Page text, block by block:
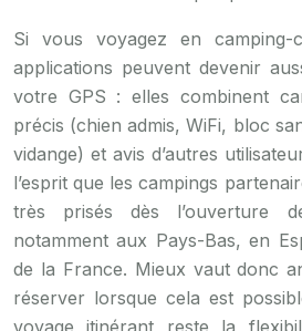
Si vous voyagez en
applications peuvent devenir
votre GPS : elles combinent
précis (chien admis, WiFi, bloc
vidange) et avis d’autres
l’esprit que les campings
très prisés dès l’ouverture
notamment aux Pays-Bas, en
de la France. Mieux vaut donc
réserver lorsque cela est
voyage itinérant reste la